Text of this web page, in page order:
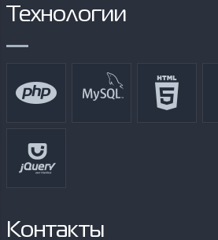
Технологии
Контакты